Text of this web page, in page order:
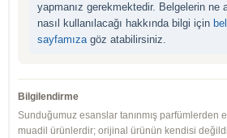
yapmanız gerekmektedir. Belgelerin ne
nasıl kullanılacağı hakkında bilgi için
sayfamızagöz atabilirsiniz.
Bilgilendirme
Sunduğumuz esanslar tanınmış parfümlerden
muadil ürünlerdir; orijinal ürünün kendisi